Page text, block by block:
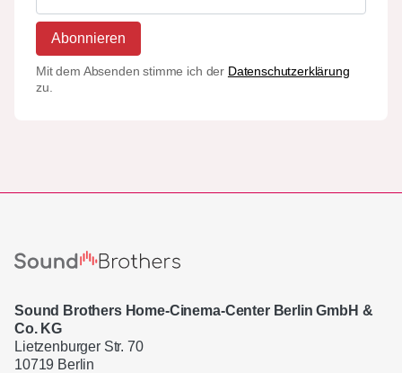
Abonnieren
Mit dem Absenden stimme ich der Datenschutzerklärung
zu.
Sound Brothers Home-Cinema-Center Berlin GmbH &
Co. KG
Lietzenburger Str. 70
10719 Berlin